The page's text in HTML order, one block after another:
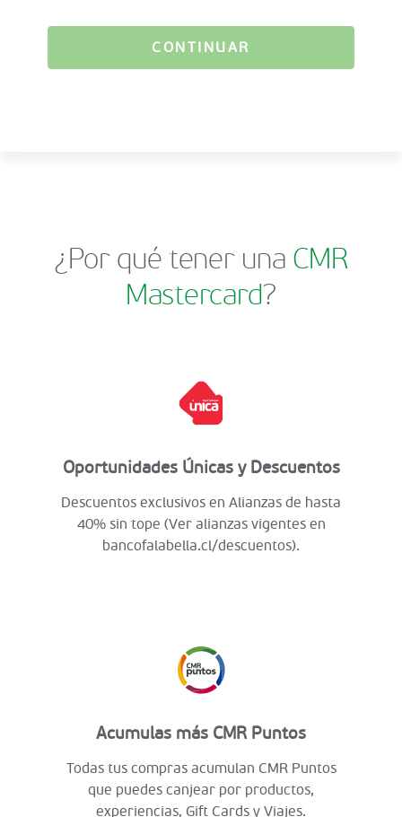
CONTINUAR
¿Por qué tener una CMR
Mastercard?
Oportunidades Únicas y Descuentos
Descuentos exclusivos en Alianzas de hasta
40% sin tope (Ver alianzas vigentes en
bancofalabella.cl/descuentos).
Acumulas más CMR Puntos
Todas tus compras acumulan CMR Puntos
que puedes canjear por productos,
experiencias, Gift Cards y Viajes.